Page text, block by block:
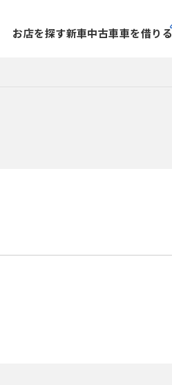
お店を探す新車中古車車を借りる